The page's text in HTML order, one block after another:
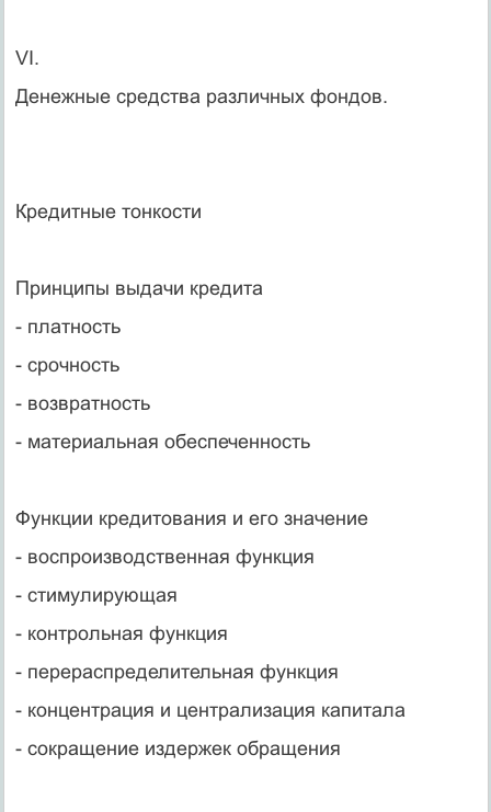
VI.
Денежные средства различных фондов.
Кредитные тонкости
Принципы выдачи кредита
- платность
- срочность
- возвратность
- материальная обеспеченность
Функции кредитования и его значение
- воспроизводственная функция
- стимулирующая
- контрольная функция
- перераспределительная функция
- концентрация и централизация капитала
- сокращение издержек обращения